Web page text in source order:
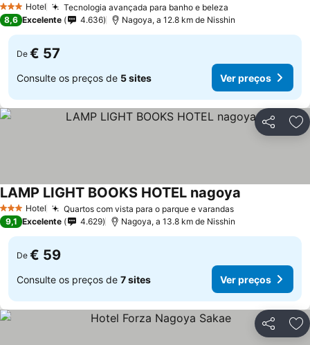
3 EstrelasHotel Tecnologia avançada para banho e beleza
8,6 Excelente 4.636 Nagoya, a 12.8 km de Nisshin
De € 57
Consulte os preços de 5 sites Ver preços
Partilhar
3 EstrelasHotel Quartos com vista para o parque e varandas
LAMP LIGHT BOOKS HOTEL nagoya
9,1 Excelente 4.629 Nagoya, a 13.8 km de Nisshin
De € 59
Consulte os preços de 7 sites Ver preços
Partilhar